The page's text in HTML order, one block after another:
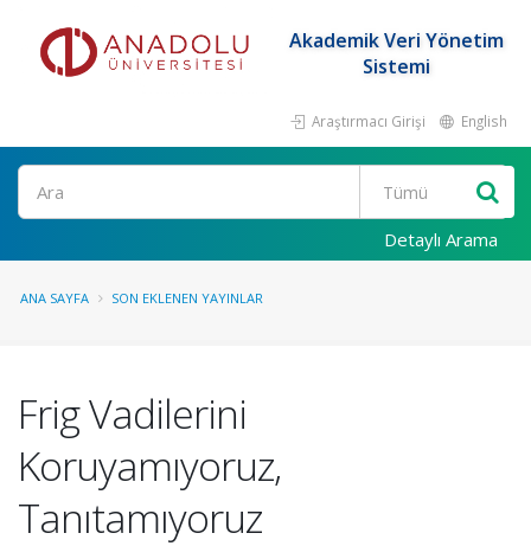
Akademik Veri Yönetim
Sistemi
Araştırmacı Girişi English
Ara
Detaylı Arama
ANA SAYFA SON EKLENEN YAYINLAR
Frig Vadilerini
Koruyamıyoruz,
Tanıtamıyoruz